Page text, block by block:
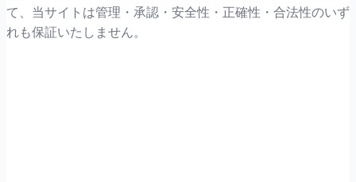
て、当サイトは管理・承認・安全性・正確性・合法性のいず
れも保証いたしません。